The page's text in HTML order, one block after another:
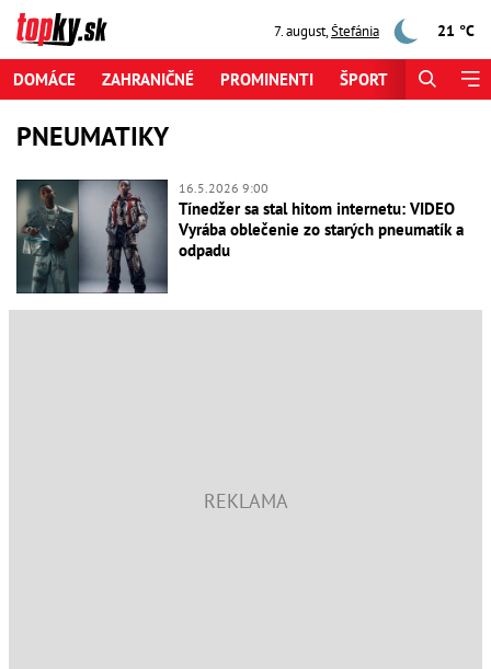
7. august,Štefánia 21 °C
DOMÁCE ZAHRANIČNÉ PROMINENTI ŠPORT
PNEUMATIKY
16.5.2026 9:00
Tínedžer sa stal hitom internetu: VIDEO
Vyrába oblečenie zo starých pneumatík a
odpadu